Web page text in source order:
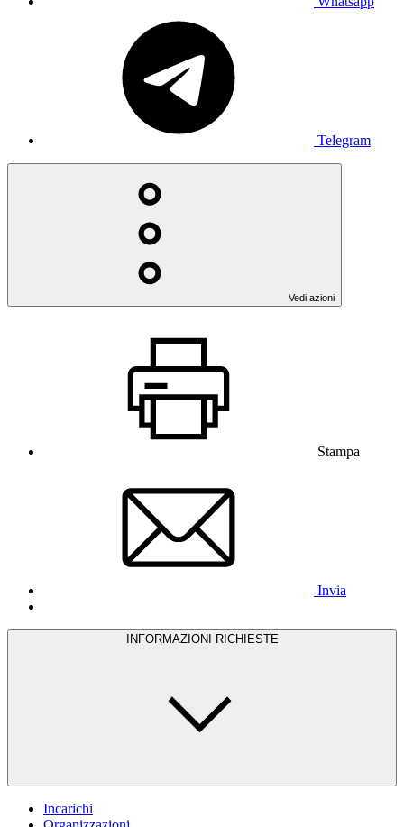
Telegram
Vedi azioni
Stampa
Invia
INFORMAZIONI RICHIESTE
Incarichi